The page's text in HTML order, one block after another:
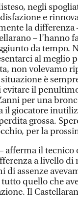
negli
e
la differenza
– l’hanno
da tempo.
al meglio
non volevamo
è
il
per una
il giocatore
grossa.
per la
afferma il
a livello
di assenze
quello che
Il